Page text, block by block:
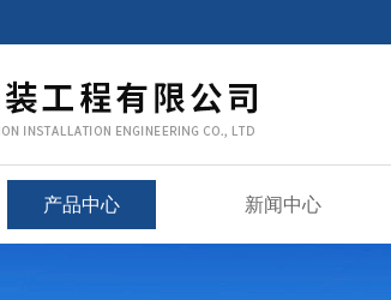
产品中心 新闻中心